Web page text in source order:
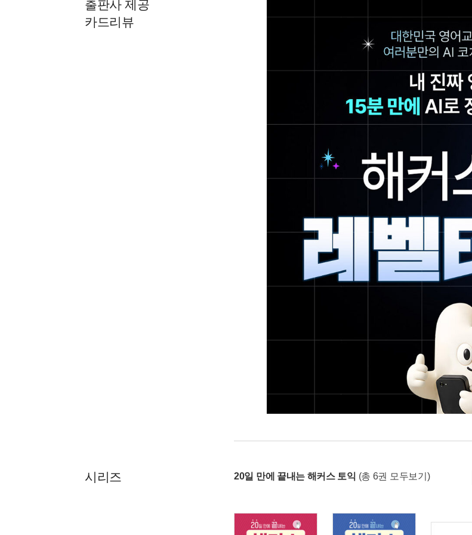
출판사 제공
카드리뷰
시리즈 20일 만에 끝내는 해커스 토익 (총 6권 모두보기)